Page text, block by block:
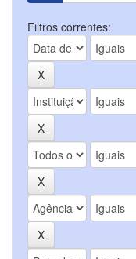
Filtros correntes: